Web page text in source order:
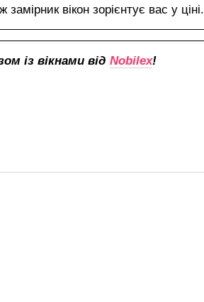
вікон зорієнтує вас у ціні.
із вікнами від Nobilex!